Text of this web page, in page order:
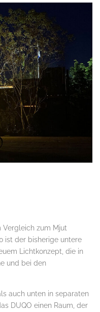
Vergleich zum Mjut
ist der bisherige untere
Lichtkonzept, die in
und bei den
auch unten in separaten
DUQO einen Raum, der